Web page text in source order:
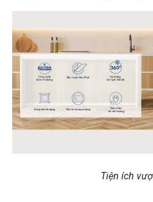
Tiện ích